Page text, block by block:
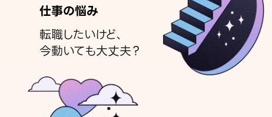
仕事の悩み
転職したいけど、
今動いても大丈夫？